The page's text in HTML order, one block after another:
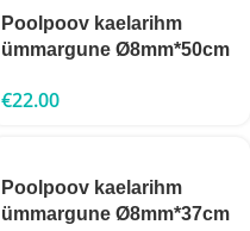
Poolpoov kaelarihm
ümmargune Ø8mm*50cm
€22.00
Poolpoov kaelarihm
ümmargune Ø8mm*37cm